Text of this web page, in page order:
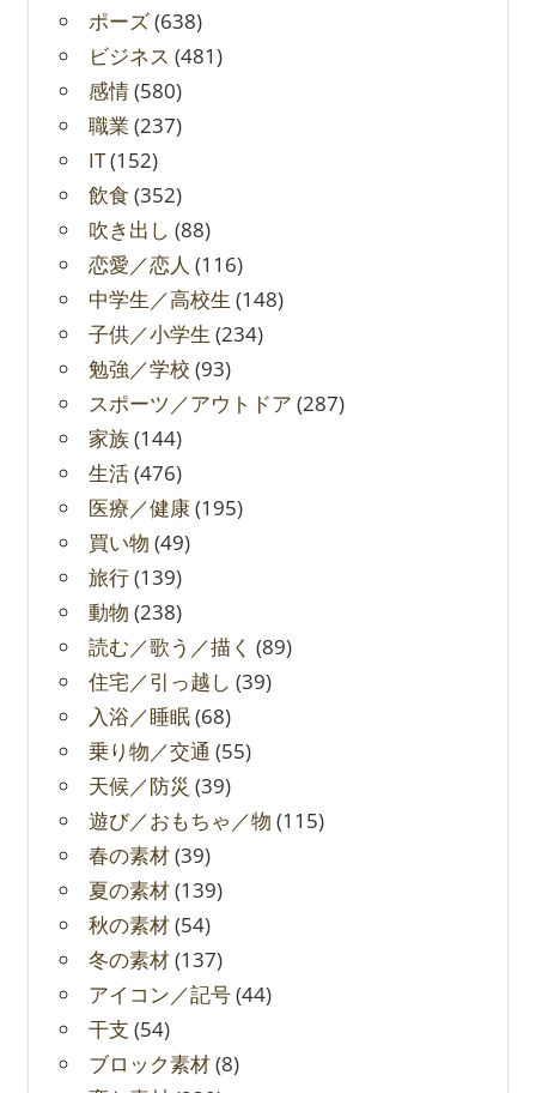
ポーズ(638)
ビジネス (481)
感情(580)
職業 (237)
IT(152)
飲食 (352)
吹き出し (88)
恋愛／恋人 (116)
中学生／高校生 (148)
子供／小学生 (234)
勉強／学校 (93)
スポーツ／アウトドア (287)
家族(144)
生活(476)
医療／健康(195)
買い物 (49)
旅行(139)
動物 (238)
読む／歌う／描く (89)
住宅／引っ越し (39)
入浴／睡眠(68)
乗り物／交通 (55)
天候／防災 (39)
遊び／おもちゃ／物 (115)
春の素材(39)
夏の素材(139)
秋の素材(54)
冬の素材(137)
アイコン／記号(44)
干支 (54)
ブロック素材(8)